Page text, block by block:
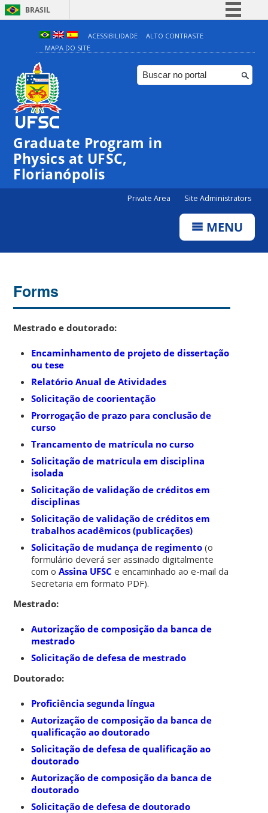
BRASIL
Simplifique!
Comunica BR
Participe
ACESSIBILIDADE
ALTO CONTRASTE
MAPA DO SITE
Graduate Program in
Physics at UFSC,
Florianópolis
Private Area Site Administrators
MENU
Forms
Mestrado e doutorado:
Encaminhamento de projeto de dissertação
ou tese
Relatório Anual de Atividades
Solicitação de coorientação
Prorrogação de prazo para conclusão de
curso
Trancamento de matrícula no curso
Solicitação de matrícula em disciplina
isolada
Solicitação de validação de créditos em
disciplinas
Solicitação de validação de créditos em
trabalhos acadêmicos (publicações)
Solicitação de mudança de regimento (o
formulário deverá ser assinado digitalmente
com oAssina UFSC e encaminhado ao e-mail da
Secretaria em formato PDF).
Mestrado:
Autorização de composição da banca de
mestrado
Solicitação de defesa de mestrado
Doutorado:
Proficiência segunda língua
Autorização de composição da banca de
qualificação ao doutorado
Solicitação de defesa de qualificação ao
doutorado
Autorização de composição da banca de
doutorado
Solicitação de defesa de doutorado